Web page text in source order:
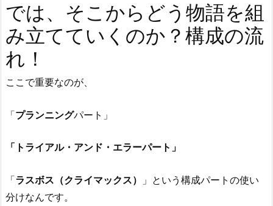
では、そこからどう物語を組
み立てていくのか？構成の流
れ！
ここで重要なのが、
「プランニングパート」
「トライアル・アンド・エラーパート」
「ラスボス（クライマックス）
」という構成パートの使い
分けなんです。